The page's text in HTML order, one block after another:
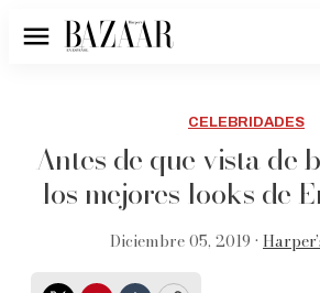
Menú
CELEBRIDADES
Antes de que vista de
los mejores looks de
Diciembre 05, 2019 •